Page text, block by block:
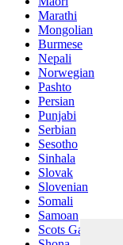
Marathi
Mongolian
Burmese
Nepali
Norwegian
Pashto
Persian
Punjabi
Serbian
Sesotho
Sinhala
Slovak
Slovenian
Somali
Samoan
Scots Gaelic